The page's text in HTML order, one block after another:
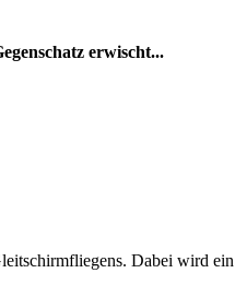
erwischt...
Dabei wird